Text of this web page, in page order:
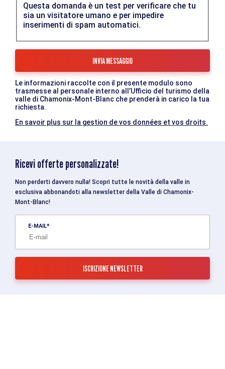
Questa domanda è un test per verificare che tu
sia un visitatore umano e per impedire
inserimenti di spam automatici.
Le informazioni raccolte con il presente modulo sono
trasmesse al personale interno all’Ufficio del turismo della
valle di Chamonix-Mont-Blanc che prenderà in carico la tua
richiesta.
En savoir plus sur la gestion de vos données et vos droits.
Ricevi offerte personalizzate!
Non perderti davvero nulla! Scopri tutte le novità della valle in
esclusiva abbonandoti alla newsletter della Valle di Chamonix-
Mont-Blanc!
E-MAIL